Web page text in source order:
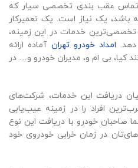
تماس عقب‌ بندی تخصصی سیار که
یک نیاز است. یک تعمیرکار
تخصصی‌ترین خدمات در این زمینه،
امداد خودرو تهران آماده ارائه
کیا، بی ام و، مدیران خودرو و… در
دریافت این خدمات، شرکت‌های
افراد را در زمینه عیب‌یابی
صاحبان خودرو با دریافت این نوع
در زمان خرابی خودروی‌ خود